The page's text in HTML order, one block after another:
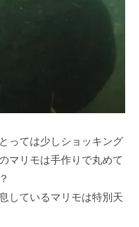
っては少しショッキング
マリモは手作りで丸めて
しているマリモは特別天